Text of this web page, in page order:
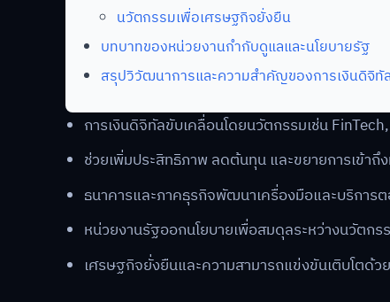
นวัตกรรมเพื่อเศรษฐกิจยั่งยืน
บทบาทของหน่วยงานกำกับดูแลและนโยบายรัฐ
สรุปวิวัฒนาการและความสำคัญของการเงินดิจิทัล
การเงินดิจิทัลขับเคลื่อนโดยนวัตกรรมเช่น
ช่วยเพิ่มประสิทธิภาพ ลดต้นทุน และขยายการเข้าถึ
ธนาคารและภาคธุรกิจพัฒนาเครื่องมือและบริการ
หน่วยงานรัฐออกนโยบายเพื่อสมดุลระหว่างนวัตกร
เศรษฐกิจยั่งยืนและความสามารถแข่งขันเติบโตด้ว